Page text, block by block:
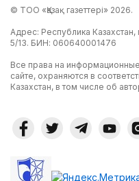
© ТОО «Қазақ газеттері» 2026.
Адрес: Республика Казахстан,
5/13. БИН: 060640001476
Все права на
сайте, охраняются в
Казахстан, в том числе об